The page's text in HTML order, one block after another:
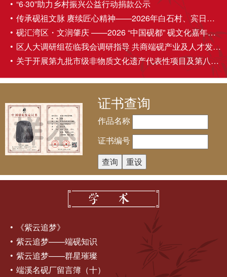
“6·30”助力乡村振兴公益行动捐款公示
传承砚祖文脉 赓续匠心精神——2026年白石村、宾日村伍丁诞民俗活动圆满举办
砚汇湾区・文润肇庆 ——2026 “中国砚都” 砚文化嘉年华盛大启幕
区人大调研组莅临我会调研指导 共商端砚产业及人才发展大计
关于开展第九批市级非物质文化遗产代表性项目及第八批市级非物质文化遗产代表性传承人推荐申报工作的通知
证书查询
作品名称
证书编号
《紫云追梦》
紫云追梦——端砚知识
紫云追梦——群星璀璨
端溪名砚厂留言簿（十）